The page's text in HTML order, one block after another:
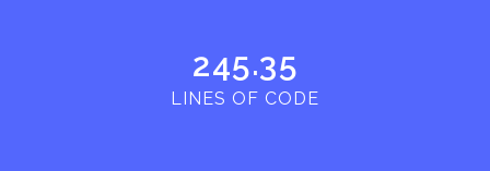
245.35
LINES OF CODE